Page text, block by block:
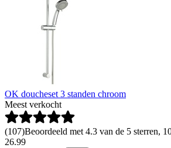
OK doucheset 3 standen chroom
Meest verkocht
(107)Beoordeeld met 4.3 van de 5 sterren,
26.99